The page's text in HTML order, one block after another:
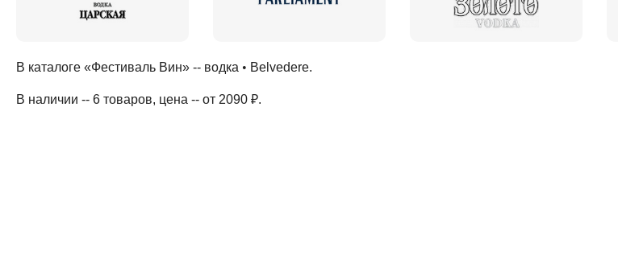
В каталоге «Фестиваль Вин» -- водка • Belvedere.
В наличии -- 6 товаров, цена -- от 2090 ₽.